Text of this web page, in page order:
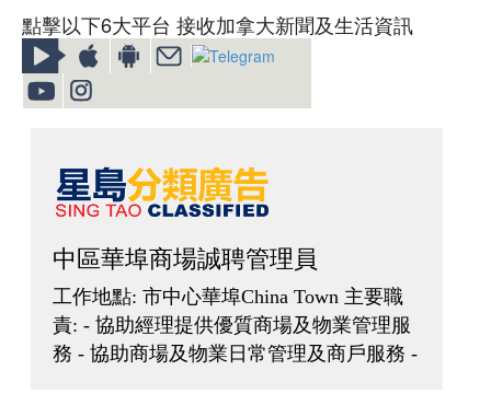
點擊以下6大平台 接收加拿大新聞及生活資訊